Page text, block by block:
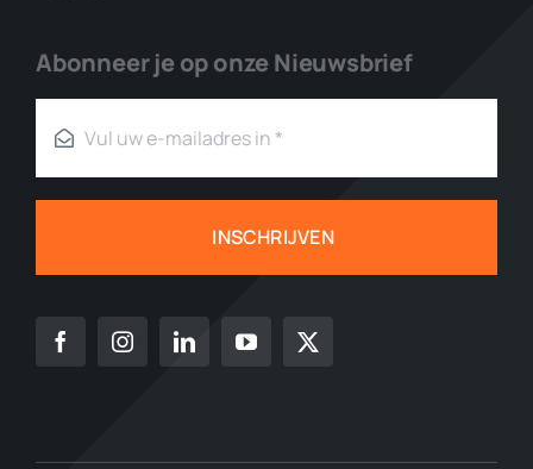
Abonneer je op onze Nieuwsbrief
INSCHRIJVEN